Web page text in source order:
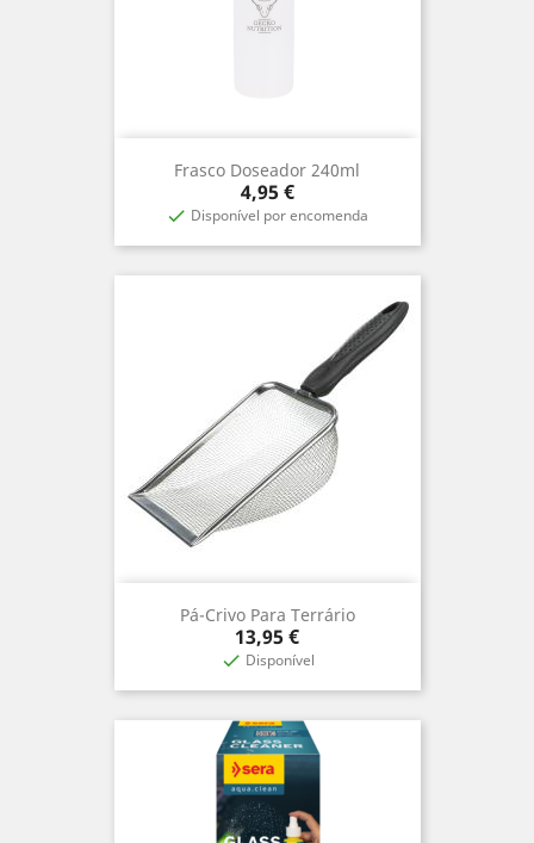
Frasco Doseador 240ml
Precio
4,95 €
 Disponível por encomenda
Pá-Crivo Para Terrário
Precio
13,95 €
 Disponível